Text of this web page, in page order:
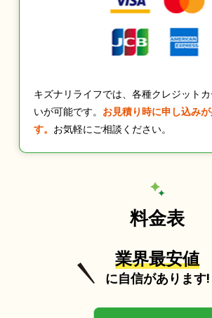
キズナリライフでは、各種クレジット
いが可能です。 お見積り時に申し込み
す。 お気軽にご相談ください。
料金表
業界最安値
に自信があります!